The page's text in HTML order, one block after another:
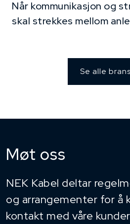
Når kommunikasjon og
skal strekkes mellom
Se alle
Møt oss
NEK Kabel deltar
og arrangementer for å
kontakt med våre